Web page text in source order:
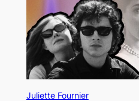
Juliette Fournier